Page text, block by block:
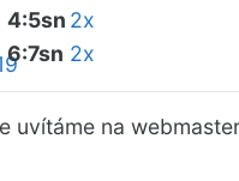
4:5sn 2x
6:7sn 2x
uvítáme na webmaster